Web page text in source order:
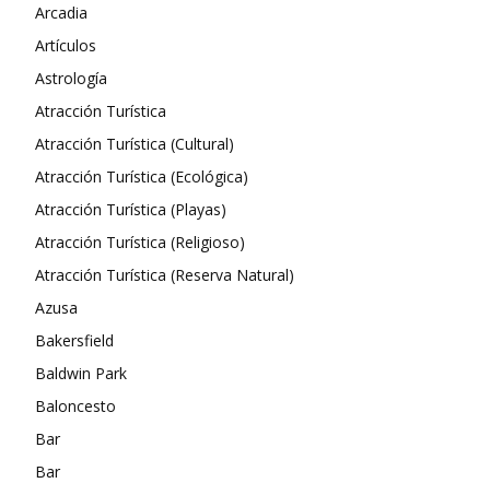
Arcadia
Artículos
Astrología
Atracción Turística
Atracción Turística (Cultural)
Atracción Turística (Ecológica)
Atracción Turística (Playas)
Atracción Turística (Religioso)
Atracción Turística (Reserva Natural)
Azusa
Bakersfield
Baldwin Park
Baloncesto
Bar
Bar